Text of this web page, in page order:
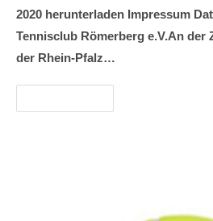
2020 herunterladen Impressum
Tennisclub Römerberg e.V.An der
der Rhein-Pfalz…